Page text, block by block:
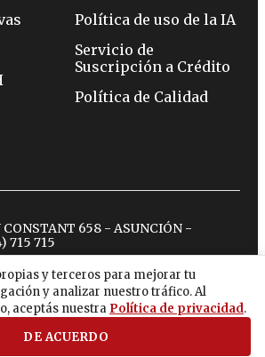
y terceros para mejorar tu
y analizar nuestro tráfico. Al
aceptás nuestra Política de privacidad.
DE ACUERDO
Política de uso de la IA
Servicio de
Suscripción a Crédito
Política de Calidad
658 - ASUNCIÓN -
715 715
tiktokyoutubespotify